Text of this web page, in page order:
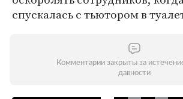
спускалась с тьютором в
Комментарии закрыты за
давности